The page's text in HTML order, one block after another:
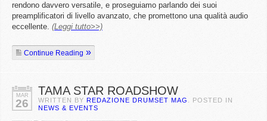
rendono davvero versatile, e proseguiamo parlando dei suoi
preamplificatori di livello avanzato, che promettono una qualità audio
eccellente. (Leggi tutto>>)
Continue Reading
MAR
26
TAMA STAR ROADSHOW
WRITTEN BY REDAZIONE DRUMSET MAG
. POSTED IN
NEWS & EVENTS